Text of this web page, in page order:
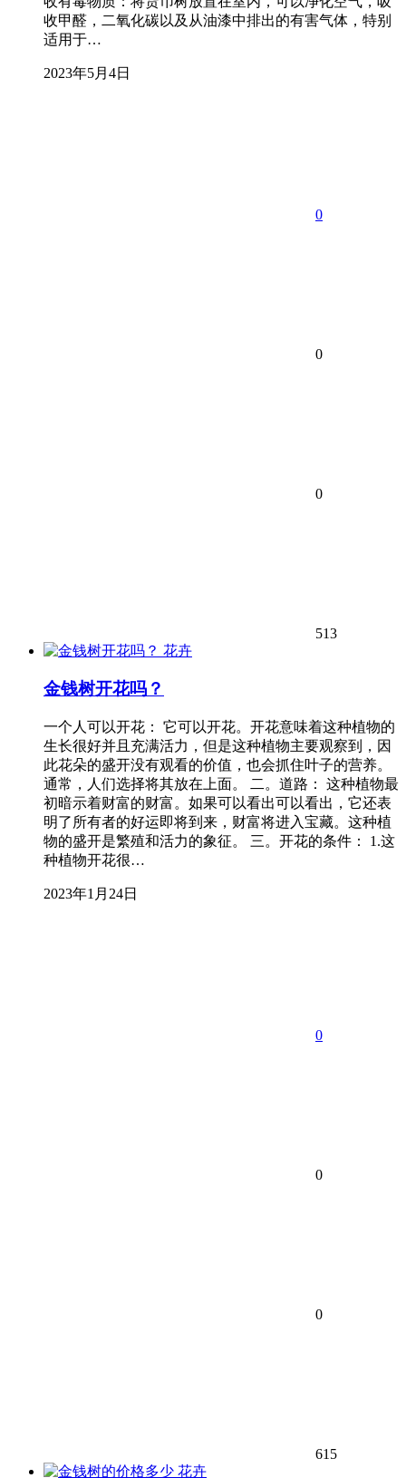
收甲醛，二氧化碳以及从油漆中排出的有害气体，特别
适用于…
2023年5月4日
0
0
0
513
花卉
金钱树开花吗？
一个人可以开花： 它可以开花。开花意味着这种植物的
生长很好并且充满活力，但是这种植物主要观察到，因
此花朵的盛开没有观看的价值，也会抓住叶子的营养。
通常，人们选择将其放在上面。 二。道路： 这种植物最
初暗示着财富的财富。如果可以看出可以看出，它还表
明了所有者的好运即将到来，财富将进入宝藏。这种植
物的盛开是繁殖和活力的象征。 三。开花的条件： 1.这
种植物开花很…
2023年1月24日
0
0
0
615
花卉